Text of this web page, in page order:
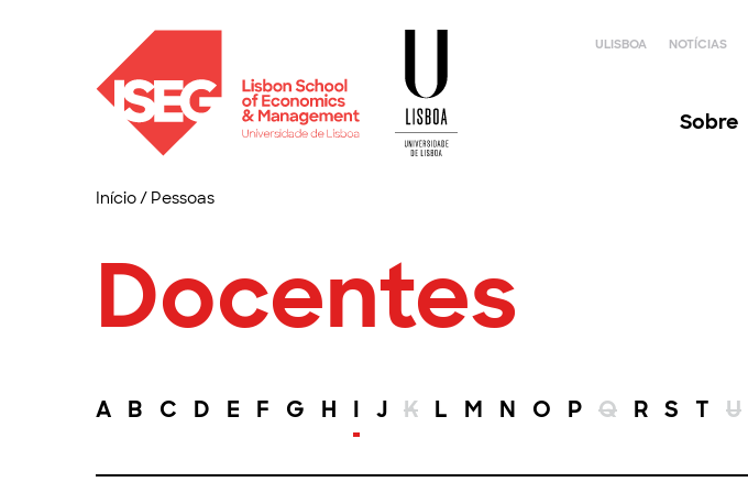
ULISBOA NOTÍCIAS
Sobre
Início/ Pessoas
Docentes
A B C D E F G H I J K L M N O P Q R S T U